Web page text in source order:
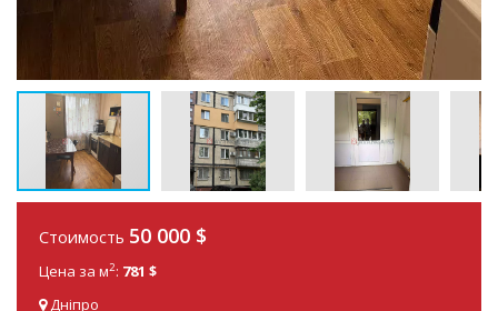
Стоимость 50 000 $
Цена за м2: 781 $
Дніпро